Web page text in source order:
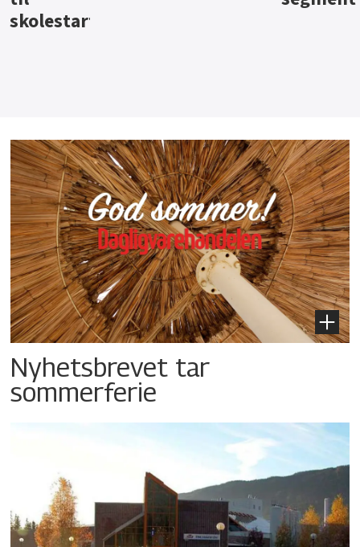
Nyhetsbrevet tar
sommerferie